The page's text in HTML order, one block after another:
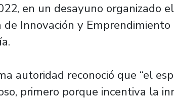
en un desayuno organizado
de Innovación y
autoridad reconoció que “el
primero porque incentiva la